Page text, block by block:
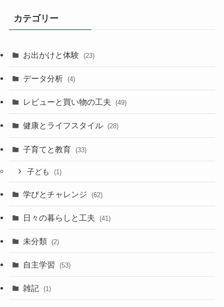
カテゴリー
お出かけと体験 (23)
データ分析 (4)
レビューと買い物の工夫 (49)
健康とライフスタイル (28)
子育てと教育 (33)
子ども (1)
学びとチャレンジ (62)
日々の暮らしと工夫 (41)
未分類 (2)
自主学習 (53)
雑記 (1)